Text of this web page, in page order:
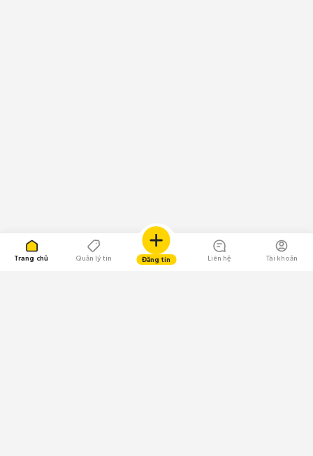
Trang chủ Quản lý tin Đăng tin Liên hệ Tài khoản